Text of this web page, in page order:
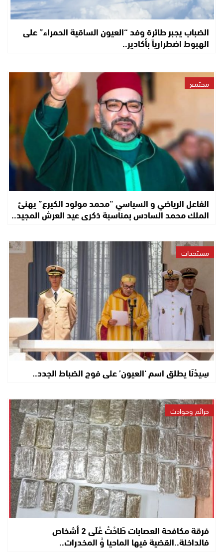
الضباب يجبر طائرة وفد “العيون الساقية الحمراء” على
الهبوط اضطرارياً بأكادير..
مجتمع
الفاعل الرياضي و السياسي “محمد مولود الكيرع” يهنئ
الملك محمد السادس بمناسبة ذكرى عيد العرش المجيد..
مستجدات
سِيدْنَا يطلق اسم ‘العيون’ على فوج الضباط الجدد..
جرائم وحوادث
فرقة مكافحة العصابات طَاحْتْ عْلَى 2 أشخاص
فالداخلة..القضية فيها الماحيا وُ المخدرات..